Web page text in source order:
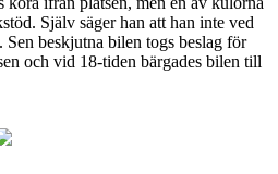
Själv säger han att han inte ved
beskjutna bilen togs beslag för
och vid 18-tiden bärgades bilen till